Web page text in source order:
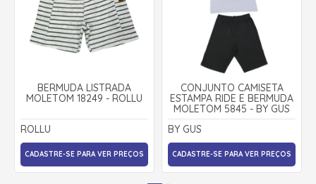
BERMUDA LISTRADA
MOLETOM 18249 - ROLLU
ROLLU
CADASTRE-SE PARA VER PREÇOS
CONJUNTO CAMISETA
ESTAMPA RIDE E BERMUDA
MOLETOM 5845 - BY GUS
BY GUS
CADASTRE-SE PARA VER PREÇOS